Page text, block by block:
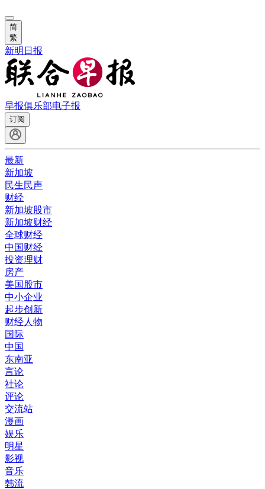
简
繁
新明日报
早报俱乐部电子报
订阅
最新
新加坡
民生民声
财经
新加坡股市
新加坡财经
全球财经
中国财经
投资理财
房产
美国股市
中小企业
起步创新
财经人物
国际
中国
东南亚
言论
社论
评论
交流站
漫画
娱乐
明星
影视
音乐
韩流